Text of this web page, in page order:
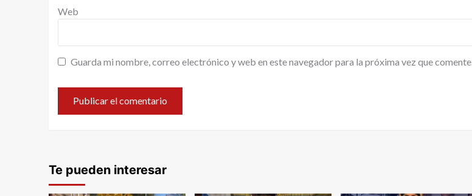
Web
Guarda mi nombre, correo electrónico y web en este navegador para la próxima vez que comente.
Te pueden interesar